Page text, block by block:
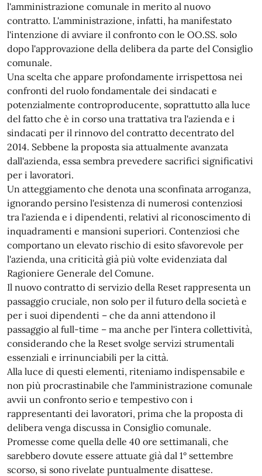
l'amministrazione comunale in merito al nuovo
contratto. L'amministrazione, infatti, ha manifestato
l'intenzione di avviare il confronto con le OO.SS. solo
dopo l'approvazione della delibera da parte del Consiglio
comunale.
Una scelta che appare profondamente irrispettosa nei
confronti del ruolo fondamentale dei sindacati e
potenzialmente controproducente, soprattutto alla luce
del fatto che è in corso una trattativa tra l'azienda e i
sindacati per il rinnovo del contratto decentrato del
2014. Sebbene la proposta sia attualmente avanzata
dall'azienda, essa sembra prevedere sacrifici significativi
per i lavoratori.
Un atteggiamento che denota una sconfinata arroganza,
ignorando persino l'esistenza di numerosi contenziosi
tra l'azienda e i dipendenti, relativi al riconoscimento di
inquadramenti e mansioni superiori. Contenziosi che
comportano un elevato rischio di esito sfavorevole per
l'azienda, una criticità già più volte evidenziata dal
Ragioniere Generale del Comune.
Il nuovo contratto di servizio della Reset rappresenta un
passaggio cruciale, non solo per il futuro della società e
per i suoi dipendenti – che da anni attendono il
passaggio al full-time – ma anche per l'intera collettività,
considerando che la Reset svolge servizi strumentali
essenziali e irrinunciabili per la città.
Alla luce di questi elementi, riteniamo indispensabile e
non più procrastinabile che l'amministrazione comunale
avvii un confronto serio e tempestivo con i
rappresentanti dei lavoratori, prima che la proposta di
delibera venga discussa in Consiglio comunale.
Promesse come quella delle 40 ore settimanali, che
sarebbero dovute essere attuate già dal 1° settembre
scorso, si sono rivelate puntualmente disattese.